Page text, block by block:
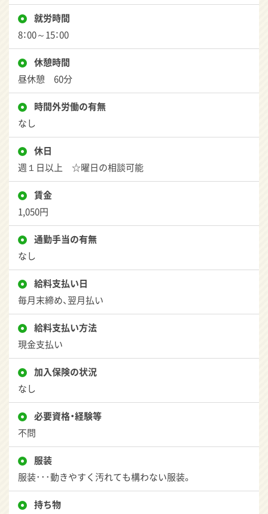
就労時間
8：00～15：00
休憩時間
昼休憩 60分
時間外労働の有無
なし
休日
週１日以上 ☆曜日の相談可能
賃金
1,050円
通勤手当の有無
なし
給料支払い日
毎月末締め、翌月払い
給料支払い方法
現金支払い
加入保険の状況
なし
必要資格・経験等
不問
服装
服装･･･動きやすく汚れても構わない服装。
持ち物